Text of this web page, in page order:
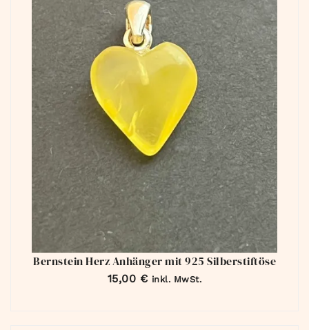
Bernstein Herz Anhänger mit 925 Silberstiftöse
15,00 € inkl. MwSt.